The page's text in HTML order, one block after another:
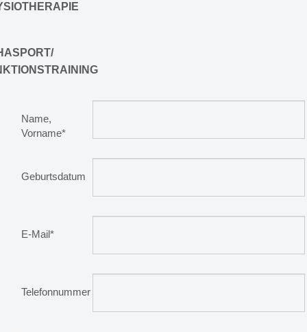
Name,
Vorname*
Geburtsdatum
E-Mail*
Telefonnummer